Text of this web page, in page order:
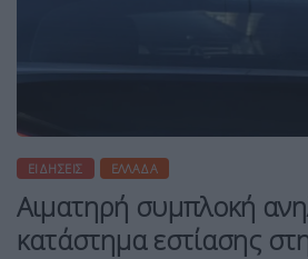
ΕΙΔΉΣΕΙΣ ΕΛΛΆΔΑ
Αιματηρή συμπλοκή
κατάστημα εστίασης